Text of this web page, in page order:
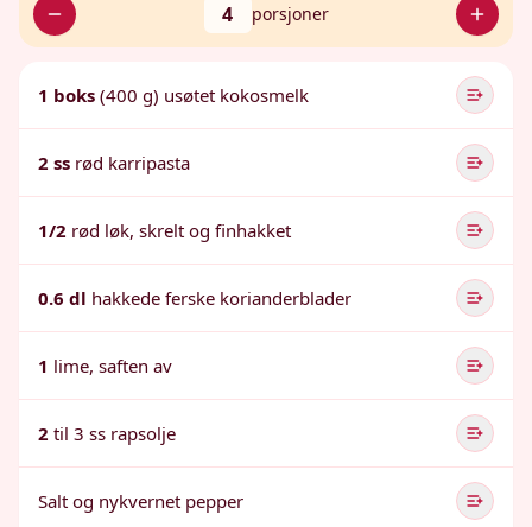
4 porsjoner
1 boks (400 g) usøtet kokosmelk
2 ss rød karripasta
1/2 rød løk, skrelt og finhakket
0.6 dl hakkede ferske korianderblader
1 lime, saften av
2 til 3 ss rapsolje
Salt og nykvernet pepper